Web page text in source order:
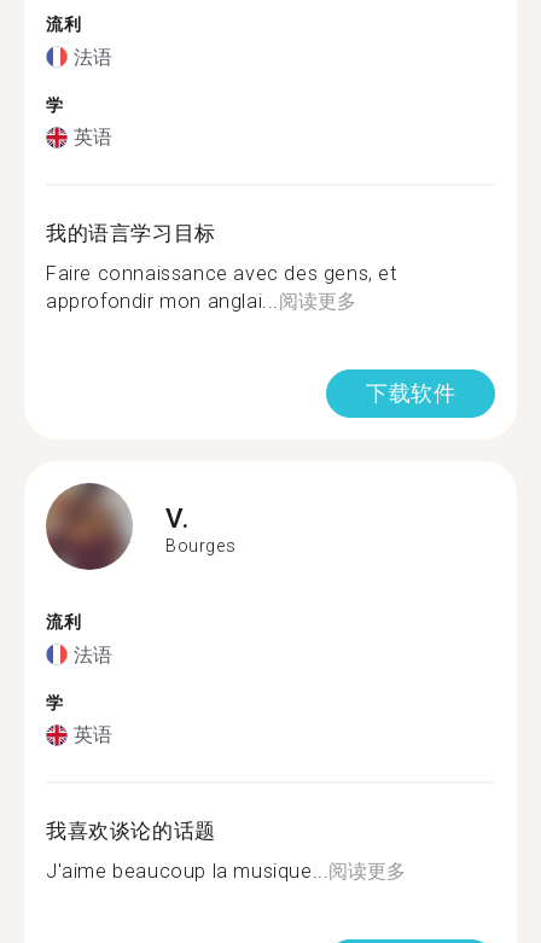
流利
法语
学
英语
我的语言学习目标
Faire connaissance avec des gens, et
approfondir mon anglai...阅读更多
下载软件
V.
Bourges
流利
法语
学
英语
我喜欢谈论的话题
J'aime beaucoup la musique...阅读更多